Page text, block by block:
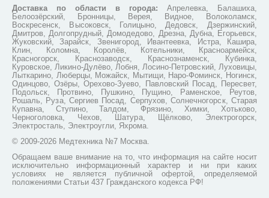
Доставка по области в города: Апрелевка, Балашиха,
Белоозёрский, Бронницы, Верея, Видное, Волоколамск,
Воскресенск, Высоковск, Голицыно, Дедовск, Дзержинский,
Дмитров, Долгопрудный, Домодедово, Дрезна, Дубна, Егорьевск,
Жуковский, Зарайск, Звенигород, Ивантеевка, Истра, Кашира,
Клин, Коломна, Королёв, Котельники, Красноармейск,
Красногорск, Краснозаводск, Краснознаменск, Кубинка,
Куровское, Ликино-Дулёво, Лобня, Лосино-Петровский, Луховицы,
Лыткарино, Люберцы, Можайск, Мытищи, Наро-Фоминск, Ногинск,
Одинцово, Озёры, Орехово-Зуево, Павловский Посад, Пересвет,
Подольск, Протвино, Пушкино, Пущино, Раменское, Реутов,
Рошаль, Руза, Сергиев Посад, Серпухов, Солнечногорск, Старая
Купавна, Ступино, Талдом, Фрязино, Химки, Хотьково,
Черноголовка, Чехов, Шатура, Щёлково, Электрогорск,
Электросталь, Электроугли, Яхрома.
© 2009-2026 Медтехника №7 Москва.
Обращаем ваше внимание на то, что информация на сайте носит
исключительно информационный характер и ни при каких
условиях не является публичной офертой, определяемой
положениями Статьи 437 Гражданского кодекса РФ!